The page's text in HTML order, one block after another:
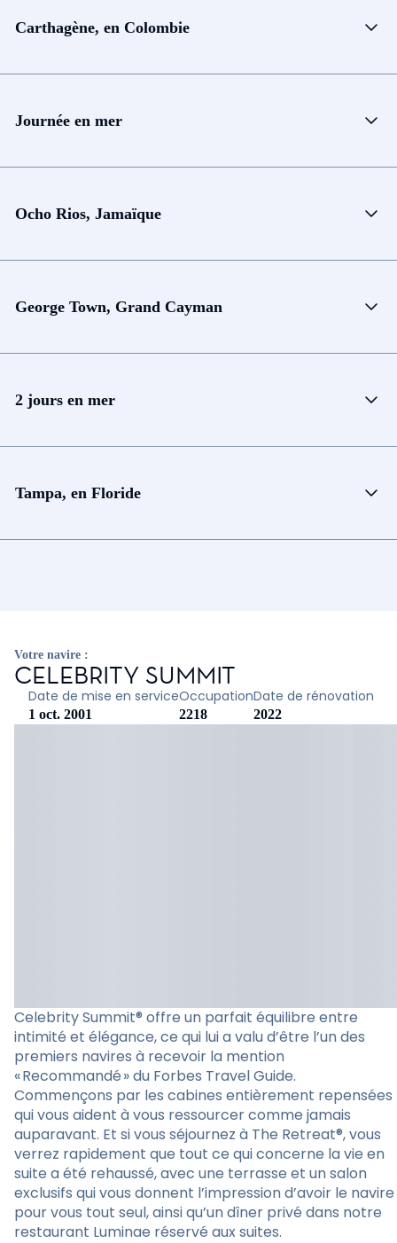
Carthagène, en Colombie
Journée en mer
Ocho Rios, Jamaïque
George Town, Grand Cayman
2 jours en mer
Tampa, en Floride
Votre navire :
CELEBRITY SUMMIT
Date de mise en service
1 oct. 2001
Occupation
2218
Date de rénovation
2022
Celebrity Summit® offre un parfait équilibre entre
intimité et élégance, ce qui lui a valu d’être l’un des
premiers navires à recevoir la mention
« Recommandé » du Forbes Travel Guide.
Commençons par les cabines entièrement repensées
qui vous aident à vous ressourcer comme jamais
auparavant. Et si vous séjournez à The Retreat®, vous
verrez rapidement que tout ce qui concerne la vie en
suite a été rehaussé, avec une terrasse et un salon
exclusifs qui vous donnent l’impression d’avoir le navire
pour vous tout seul, ainsi qu’un dîner privé dans notre
restaurant Luminae réservé aux suites.